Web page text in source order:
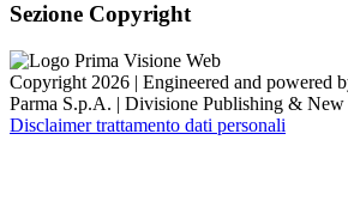
Sezione Copyright
Copyright 2026 | Engineered and powered
Parma S.p.A. | Divisione Publishing & New
Disclaimer trattamento dati personali